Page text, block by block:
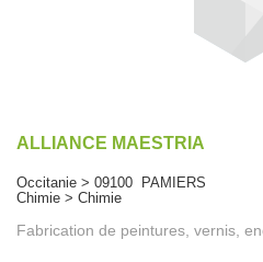
ALLIANCE MAESTRIA
Occitanie > 09100 PAMIERS
Chimie > Chimie
Fabrication de peintures, vernis,